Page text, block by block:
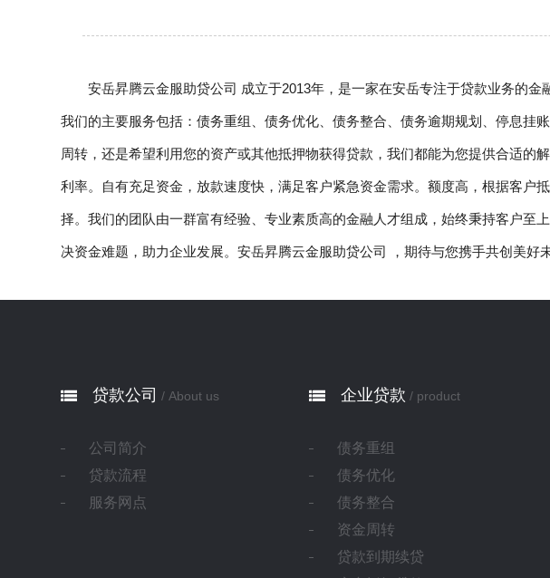
安岳昇腾云金服助贷公司 成立于2013年，是一家在安岳专注于贷款业务的
我们的主要服务包括：债务重组、债务优化、债务整合、债务逾期规划、停息
周转，还是希望利用您的资产或其他抵押物获得贷款，我们都能为您提供合适
利率。自有充足资金，放款速度快，满足客户紧急资金需求。额度高，根据客
择。我们的团队由一群富有经验、专业素质高的金融人才组成，始终秉持客户
决资金难题，助力企业发展。安岳昇腾云金服助贷公司 ，期待与您携手共创美好
贷款公司 / About us
公司简介
贷款流程
服务网点
企业贷款 / product
债务重组
债务优化
债务整合
资金周转
贷款到期续贷